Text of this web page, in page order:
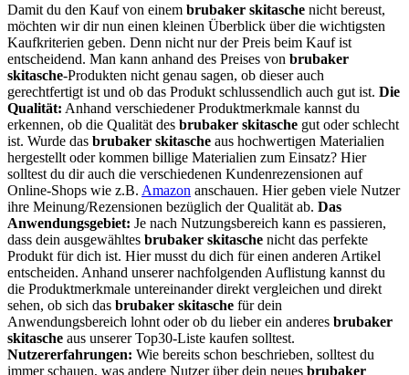
Damit du den Kauf von einem brubaker skitasche nicht bereust,
möchten wir dir nun einen kleinen Überblick über die wichtigsten
Kaufkriterien geben. Denn nicht nur der Preis beim Kauf ist
entscheidend. Man kann anhand des Preises von brubaker
skitasche-Produkten nicht genau sagen, ob dieser auch
gerechtfertigt ist und ob das Produkt schlussendlich auch gut ist. Die
Qualität: Anhand verschiedener Produktmerkmale kannst du
erkennen, ob die Qualität des brubaker skitasche gut oder schlecht
ist. Wurde das brubaker skitasche aus hochwertigen Materialien
hergestellt oder kommen billige Materialien zum Einsatz? Hier
solltest du dir auch die verschiedenen Kundenrezensionen auf
Online-Shops wie z.B. Amazon anschauen. Hier geben viele Nutzer
ihre Meinung/Rezensionen bezüglich der Qualität ab. Das
Anwendungsgebiet: Je nach Nutzungsbereich kann es passieren,
dass dein ausgewähltes brubaker skitasche nicht das perfekte
Produkt für dich ist. Hier musst du dich für einen anderen Artikel
entscheiden. Anhand unserer nachfolgenden Auflistung kannst du
die Produktmerkmale untereinander direkt vergleichen und direkt
sehen, ob sich das brubaker skitasche für dein
Anwendungsbereich lohnt oder ob du lieber ein anderes brubaker
skitasche aus unserer Top30-Liste kaufen solltest.
Nutzererfahrungen: Wie bereits schon beschrieben, solltest du
immer schauen, was andere Nutzer über dein neues brubaker